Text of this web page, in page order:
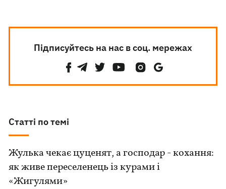
Підписуйтесь на нас в соц. мережах
Статті по темі
Жулька чекає цуценят, а господар - кохання:
як живе переселенець із курами і
«Жигулями»